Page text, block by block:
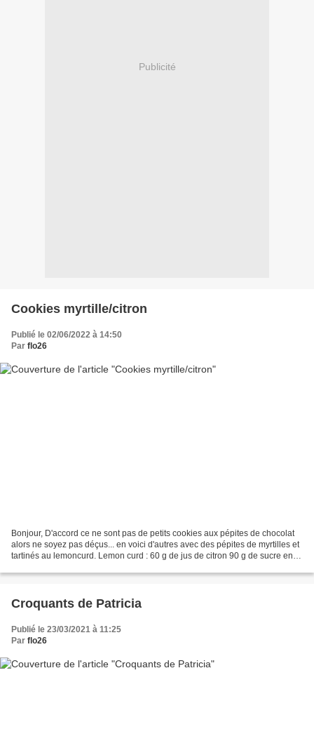
Publicité
Cookies myrtille/citron
Publié le 02/06/2022 à 14:50
Par flo26
Bonjour, D'accord ce ne sont pas de petits cookies aux pépites de chocolat
alors ne soyez pas déçus... en voici d'autres avec des pépites de myrtilles et
tartinés au lemoncurd. Lemon curd : 60 g de jus de citron 90 g de sucre en
Croquants de Patricia
Publié le 23/03/2021 à 11:25
Par flo26